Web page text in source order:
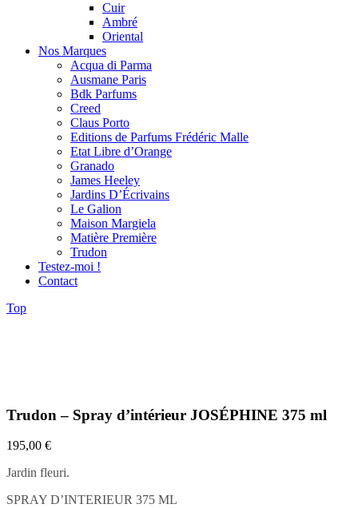
Cuir
Ambré
Oriental
Nos Marques
Acqua di Parma
Ausmane Paris
Bdk Parfums
Creed
Claus Porto
Editions de Parfums Frédéric Malle
Etat Libre d’Orange
Granado
James Heeley
Jardins D’Écrivains
Le Galion
Maison Margiela
Matière Première
Trudon
Testez-moi !
Contact
Top
Trudon – Spray d’intérieur JOSÉPHINE 375 ml
195,00 €
Jardin fleuri.
SPRAY D’INTERIEUR 375 ML